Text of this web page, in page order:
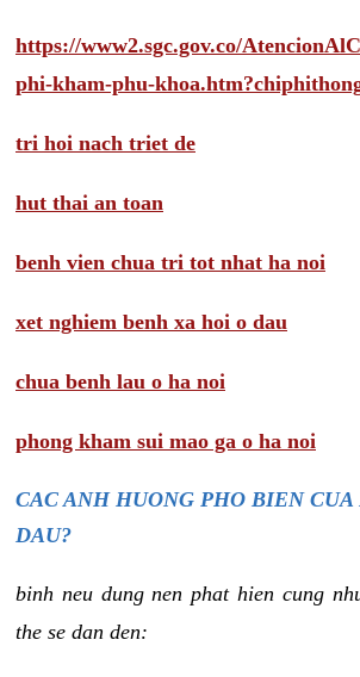
https://www2.sgc.gov.co/
phi-kham-phu-
tri hoi nach triet de
hut thai an toan
benh vien chua tri tot nhat ha noi
xet nghiem benh xa hoi o dau
chua benh lau o ha noi
phong kham sui mao ga o ha noi
CAC ANH HUONG PHO BIEN
DAU?
binh neu dung nen phat hien cung
the se dan den: